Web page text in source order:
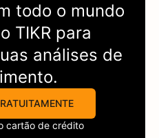
todo o mundo
TIKRpara
análises de
cartão de crédito